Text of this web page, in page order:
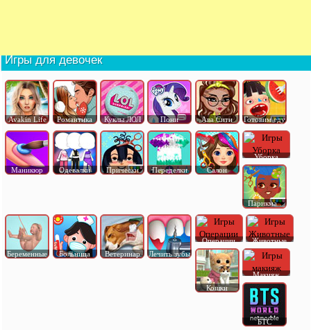
Игры для девочек
Avakin Life Романтика Куклы ЛОЛ Пони Ава Сити Готовим еду
Маникюр Одевалки Прически Переделки Салон
Уборка
Парикма..
Беременные Больница Ветеринар Лечить зубы
Операции Животные
Кошки
Макияж
БТС